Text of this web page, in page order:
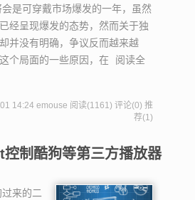
是可穿戴市场爆发的一年，虽然
经呈现爆发的态势，然而关于独
并没有明确，争议反而越来越
个局面的一些原因，在
阅读全
14:24 emouse 阅读(1161) 评论(0) 推
荐(1)
制酷狗等第三方播放器
来的二